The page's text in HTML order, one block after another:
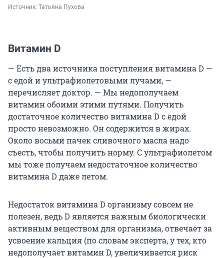
Источник: Татьяна Пухова
Витамин D
— Есть два источника поступления витамина D —
с едой и ультрафиолетовыми лучами, —
перечисляет доктор. — Мы недополучаем
витамин обоими этими путями. Получить
достаточное количество витамина D c едой
просто невозможно. Он содержится в жирах.
Около восьми пачек сливочного масла надо
съесть, чтобы получить норму. С ультрафиолетом
мы тоже получаем недостаточное количество
витамина D даже летом.
Недостаток витамина D организму совсем не
полезен, ведь D является важным биологически
активным веществом для организма, отвечает за
усвоение кальция (по словам эксперта, у тех, кто
недополучает витамин D, увеличивается риск